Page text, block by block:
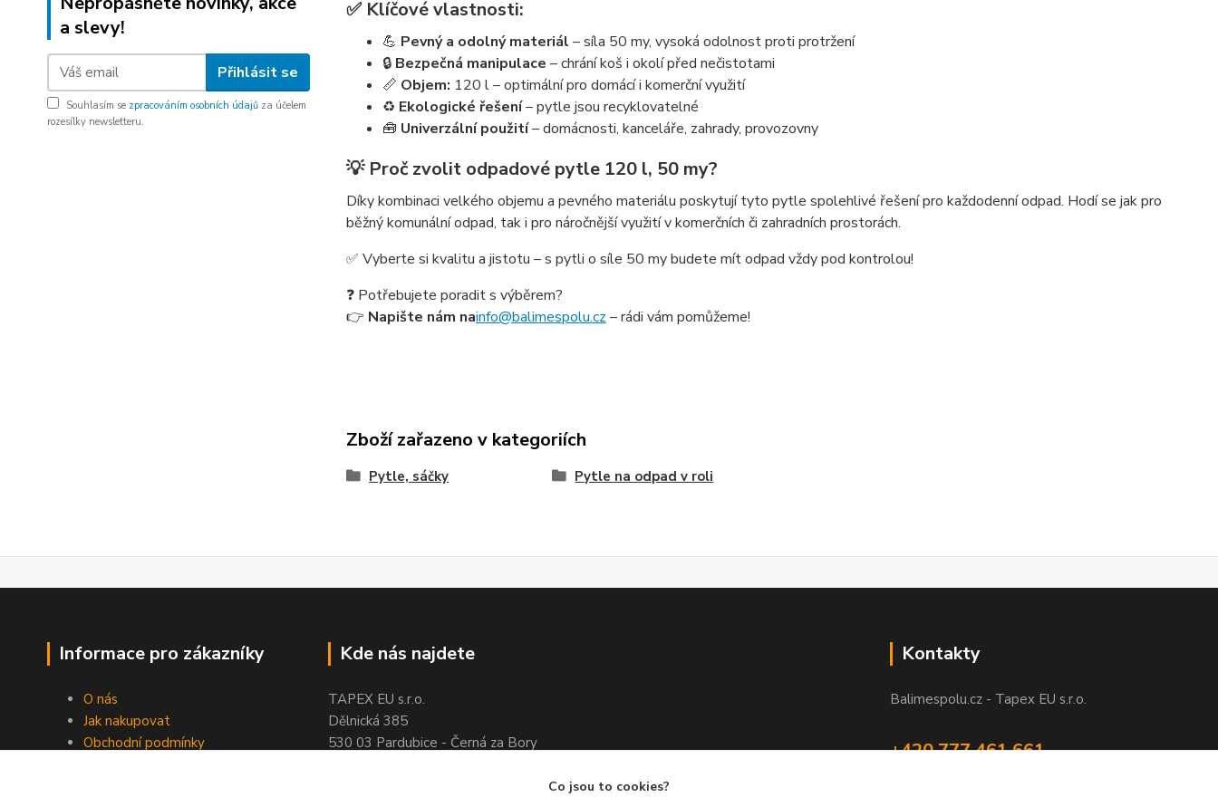
a slevy!
Přihlásit se
Souhlasím se zpracováním osobních údajů za účelem
rozesílky newsletteru.
✅ Klíčové vlastnosti:
💪 Pevný a odolný materiál – síla 50 my, vysoká odolnost proti protržení
🔒 Bezpečná manipulace – chrání koš i okolí před nečistotami
📏 Objem: 120 l – optimální pro domácí i komerční využití
♻️ Ekologické řešení– pytle jsou recyklovatelné
🧰 Univerzální použití– domácnosti, kanceláře, zahrady, provozovny
💡 Proč zvolit odpadové pytle 120 l, 50 my?
Díky kombinaci velkého objemu a pevného materiálu poskytují tyto pytle spolehlivé řešení pro každodenní odpad. Hodí se jak pro
běžný komunální odpad, tak i pro náročnější využití v komerčních či zahradních prostorách.
✅ Vyberte si kvalitu a jistotu – s pytli o síle 50 my budete mít odpad vždy pod kontrolou!
❓ Potřebujete poradit s výběrem?
👉 Napište nám nainfo@balimespolu.cz – rádi vám pomůžeme!
Zboží zařazeno v kategoriích
Pytle, sáčky Pytle na odpad v roli
Informace pro zákazníky
O nás
Jak nakupovat
Obchodní podmínky
Kde nás najdete
TAPEX EU s.r.o.
Dělnická 385
530 03 Pardubice - Černá za Bory
Kontakty
Balimespolu.cz - Tapex EU s.r.o.
+420 777 461 661
Co jsou to cookies?